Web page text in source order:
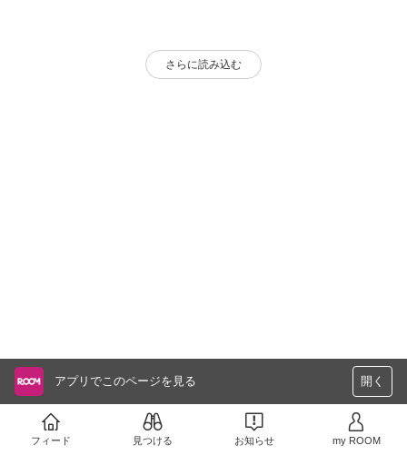
さらに読み込む
アプリでこのページを見る 開く
フィード 見つける お知らせ my ROOM